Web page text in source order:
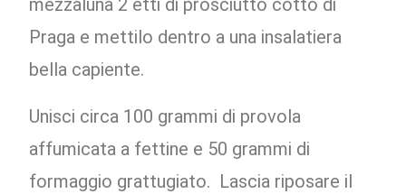
mezzaluna 2 etti di prosciutto cotto di
Praga e mettilo dentro a una insalatiera
bella capiente.
Unisci circa 100 grammi di provola
affumicata a fettine e 50 grammi di
formaggio grattugiato. Lascia riposare il